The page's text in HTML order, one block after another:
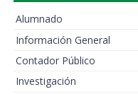
Alumnado
Información General
Contador Público
Investigación